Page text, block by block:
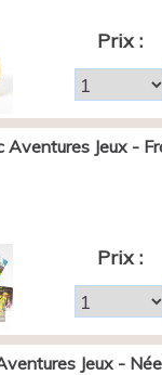
Prix :
Aventures Jeux -
Prix :
Jeux -